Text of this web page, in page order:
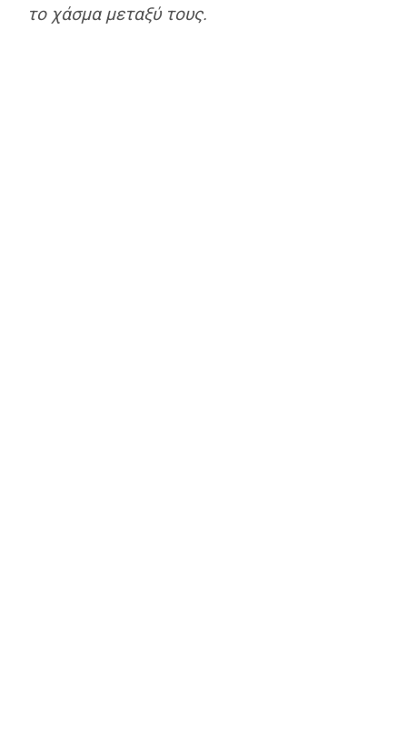
το χάσμα μεταξύ τους.